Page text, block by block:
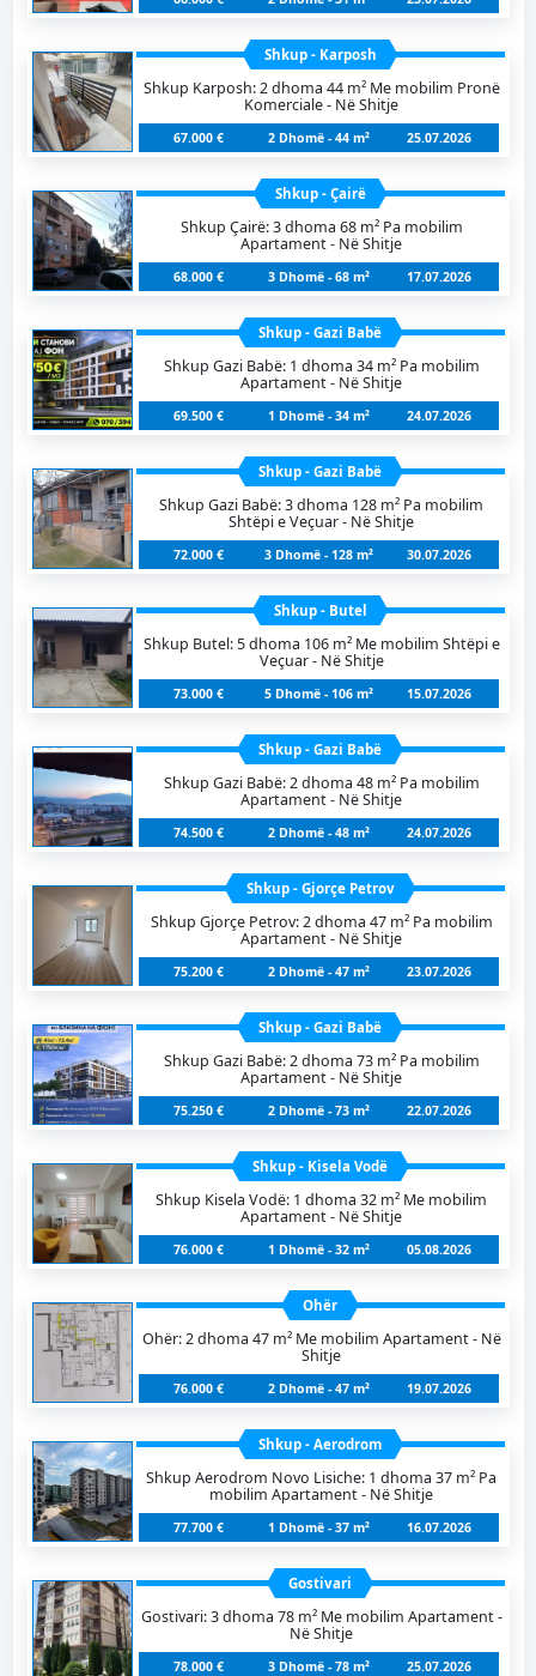
Shkup - Karposh
Shkup Karposh: 2 dhoma 44 m² Me mobilim Pronë
Komerciale - Në Shitje
67.000 € 2 Dhomë - 44 m² 25.07.2026
Shkup - Çairë
Shkup Çairë: 3 dhoma 68 m² Pa mobilim
Apartament - Në Shitje
68.000 € 3 Dhomë - 68 m² 17.07.2026
Shkup - Gazi Babë
Shkup Gazi Babë: 1 dhoma 34 m² Pa mobilim
Apartament - Në Shitje
69.500 € 1 Dhomë - 34 m² 24.07.2026
Shkup - Gazi Babë
Shkup Gazi Babë: 3 dhoma 128 m² Pa mobilim
Shtëpi e Veçuar - Në Shitje
72.000 € 3 Dhomë - 128 m² 30.07.2026
Shkup - Butel
Shkup Butel: 5 dhoma 106 m² Me mobilim Shtëpi e
Veçuar - Në Shitje
73.000 € 5 Dhomë - 106 m² 15.07.2026
Shkup - Gazi Babë
Shkup Gazi Babë: 2 dhoma 48 m² Pa mobilim
Apartament - Në Shitje
74.500 € 2 Dhomë - 48 m² 24.07.2026
Shkup - Gjorçe Petrov
Shkup Gjorçe Petrov: 2 dhoma 47 m² Pa mobilim
Apartament - Në Shitje
75.200 € 2 Dhomë - 47 m² 23.07.2026
Shkup - Gazi Babë
Shkup Gazi Babë: 2 dhoma 73 m² Pa mobilim
Apartament - Në Shitje
75.250 € 2 Dhomë - 73 m² 22.07.2026
Shkup - Kisela Vodë
Shkup Kisela Vodë: 1 dhoma 32 m² Me mobilim
Apartament - Në Shitje
76.000 € 1 Dhomë - 32 m² 05.08.2026
Ohër
Ohër: 2 dhoma 47 m² Me mobilim Apartament - Në
Shitje
76.000 € 2 Dhomë - 47 m² 19.07.2026
Shkup - Aerodrom
Shkup Aerodrom Novo Lisiche: 1 dhoma 37 m² Pa
mobilim Apartament - Në Shitje
77.700 € 1 Dhomë - 37 m² 16.07.2026
Gostivari
Gostivari: 3 dhoma 78 m² Me mobilim Apartament -
Në Shitje
78.000 € 3 Dhomë - 78 m² 25.07.2026